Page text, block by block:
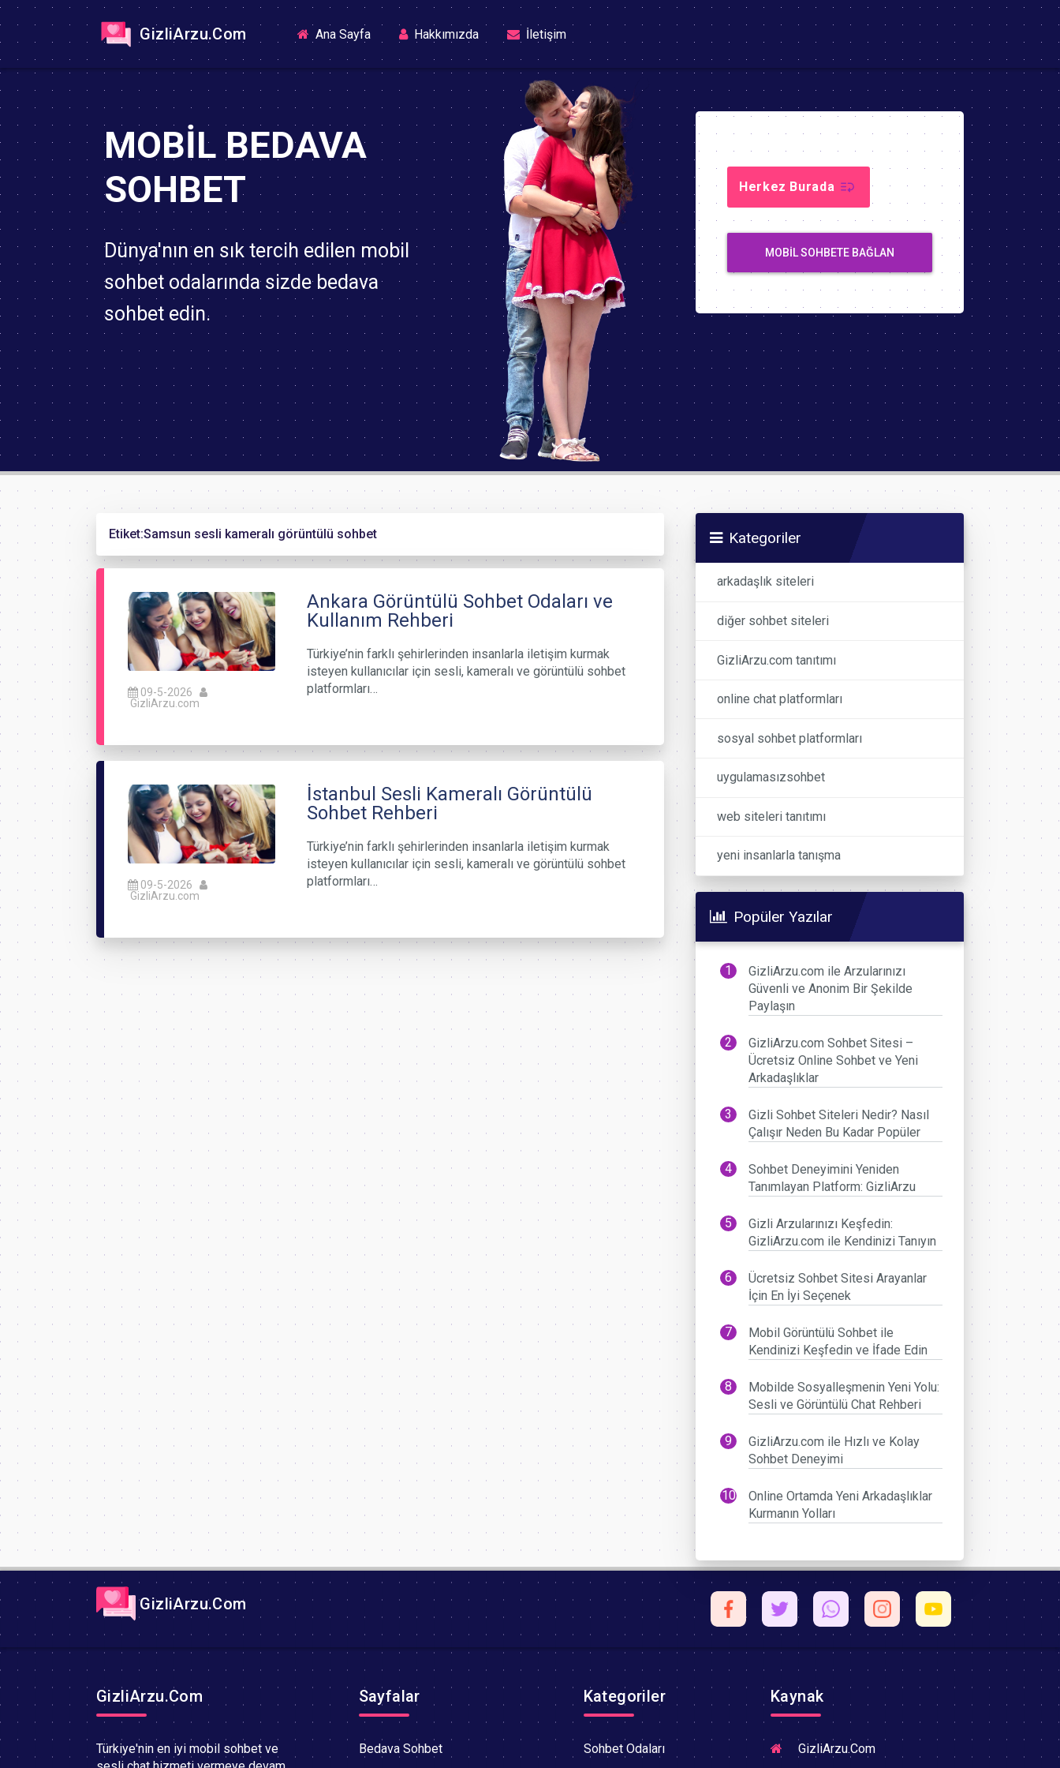
GizliArzu.Com Ana Sayfa(current)Hakkımızda İletişim
MOBIL BEDAVA
SOHBET
Dünya'nın en sık tercih edilen mobil
sohbet odalarında sizde bedava
sohbet edin.
Herkez Burada
MOBIL SOHBETE BAĞLAN
Etiket:Samsun sesli kameralı görüntülü sohbet
09-5-2026
GizliArzu.com
Ankara Görüntülü Sohbet Odaları ve
Kullanım Rehberi
Türkiye’nin farklı şehirlerinden insanlarla iletişim kurmak
isteyen kullanıcılar için sesli, kameralı ve görüntülü sohbet
platformları…
09-5-2026
GizliArzu.com
İstanbul Sesli Kameralı Görüntülü
Sohbet Rehberi
Türkiye’nin farklı şehirlerinden insanlarla iletişim kurmak
isteyen kullanıcılar için sesli, kameralı ve görüntülü sohbet
platformları…
Kategoriler
arkadaşlık siteleri
diğer sohbet siteleri
GizliArzu.com tanıtımı
online chat platformları
sosyal sohbet platformları
uygulamasızsohbet
web siteleri tanıtımı
yeni insanlarla tanışma
Popüler Yazılar
GizliArzu.com ile Arzularınızı
Güvenli ve Anonim Bir Şekilde
Paylaşın
GizliArzu.com Sohbet Sitesi –
Ücretsiz Online Sohbet ve Yeni
Arkadaşlıklar
Gizli Sohbet Siteleri Nedir? Nasıl
Çalışır Neden Bu Kadar Popüler
Sohbet Deneyimini Yeniden
Tanımlayan Platform: GizliArzu
Gizli Arzularınızı Keşfedin:
GizliArzu.com ile Kendinizi Tanıyın
Ücretsiz Sohbet Sitesi Arayanlar
İçin En İyi Seçenek
Mobil Görüntülü Sohbet ile
Kendinizi Keşfedin ve İfade Edin
Mobilde Sosyalleşmenin Yeni Yolu:
Sesli ve Görüntülü Chat Rehberi
GizliArzu.com ile Hızlı ve Kolay
Sohbet Deneyimi
Online Ortamda Yeni Arkadaşlıklar
Kurmanın Yolları
GizliArzu.Com
GizliArzu.Com
Türkiye'nin en iyi mobil sohbet ve
Sayfalar
Bedava Sohbet
Kategoriler
Sohbet Odaları
Kaynak
GizliArzu.Com